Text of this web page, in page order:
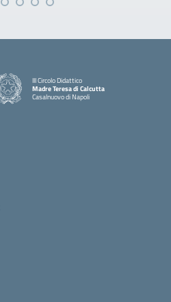
III Circolo Didattico
Madre Teresa di Calcutta
Casalnuovo di Napoli
— Visita la pagina iniziale della scuola